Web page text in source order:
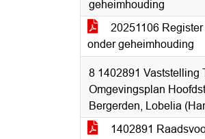
geheimhouding
20251106 Register
onder geheimhouding
8 1402891 Vaststelling
Omgevingsplan
Bergerden, Lobelia
1402891